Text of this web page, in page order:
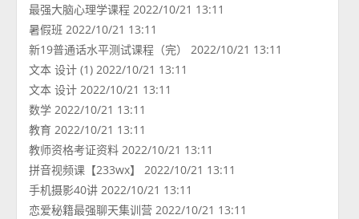
最强大脑心理学课程 2022/10/21 13:11
暑假班 2022/10/21 13:11
新19普通话水平测试课程（完） 2022/10/21 13:11
文本 设计 (1) 2022/10/21 13:11
文本 设计 2022/10/21 13:11
数学 2022/10/21 13:11
教育 2022/10/21 13:11
教师资格考证资料 2022/10/21 13:11
拼音视频课【233wx】 2022/10/21 13:11
手机摄影40讲 2022/10/21 13:11
恋爱秘籍最强聊天集训营 2022/10/21 13:11